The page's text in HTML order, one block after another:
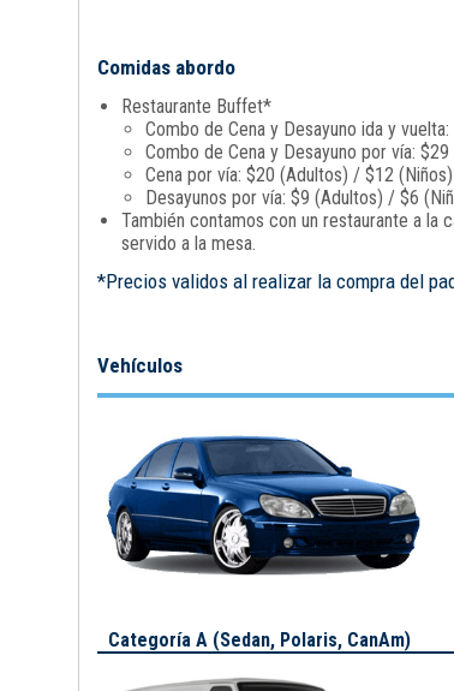
Comidas abordo
Restaurante Buffet*
Combo de Cena y Desayuno ida y
Combo de Cena y Desayuno por vía:
Cena por vía: $20 (Adultos) / $12 (Niños)
Desayunos por vía: $9 (Adultos) / $6
También contamos con un restaurante a la
servido a la mesa.
*Precios validos al realizar la compra del
Vehículos
Categoría A (Sedan, Polaris, CanAm)